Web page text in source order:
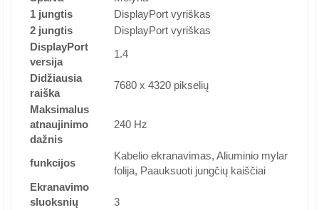
1 jungtis
DisplayPort vyriškas
2 jungtis
DisplayPort vyriškas
DisplayPort
versija
1.4
Didžiausia
raiška
7680 x 4320 pikselių
Maksimalus
atnaujinimo
dažnis
240 Hz
funkcijos
Kabelio ekranavimas, Aliuminio mylar
folija, Paauksuoti jungčių kaiščiai
Ekranavimo
sluoksnių
3